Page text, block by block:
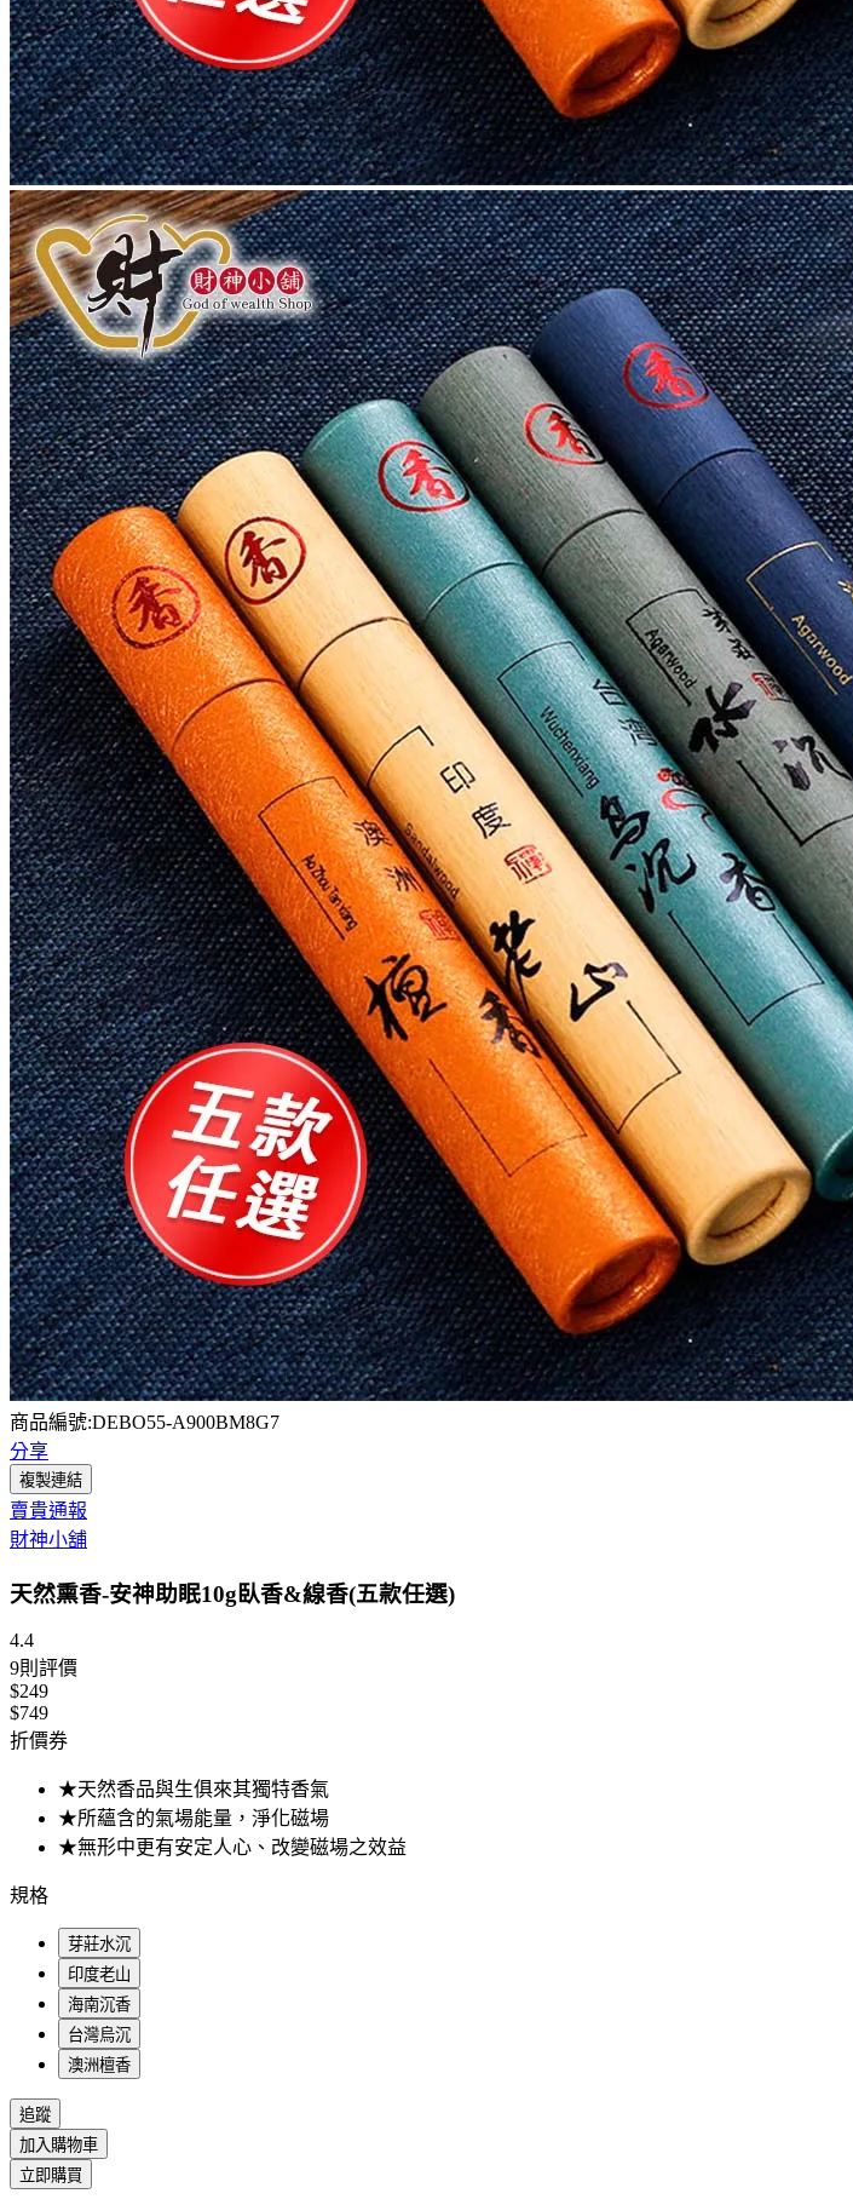
商品編號:DEBO55-A900BM8G7
分享
複製連結
賣貴通報
財神小舖
天然熏香-安神助眠10g臥香&線香(五款任選)
4.4
9則評價
$249
$749
折價券
★天然香品與生俱來其獨特香氣
★所蘊含的氣場能量，淨化磁場
★無形中更有安定人心、改變磁場之效益
規格
芽莊水沉
印度老山
海南沉香
台灣烏沉
澳洲檀香
追蹤
加入購物車
立即購買